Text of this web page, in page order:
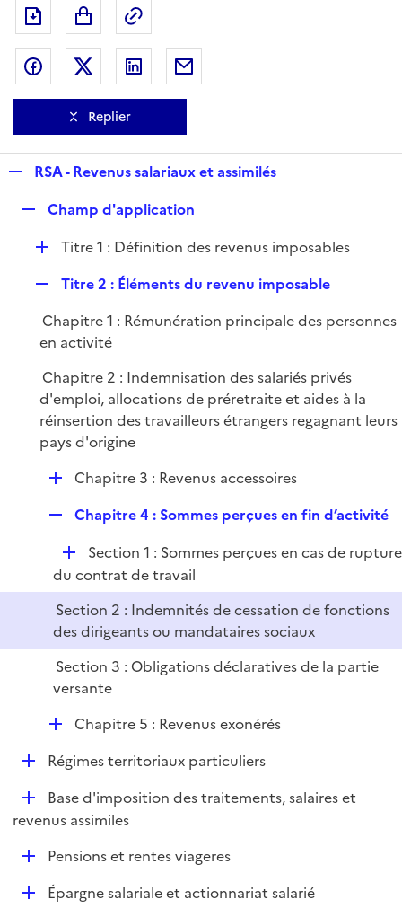
Exporter le document au format pdf
Partager sur Facebook
Partager sur Twitter
Partager sur LinkedIn
Replier
p
RSA - Revenus salariaux et assimilés
p
e
r
Champ d'application
D
l
i
e
r
Titre 1 : Définition des revenus imposables
p
l
i
r
Titre 2 : Éléments du revenu imposable
Chapitre 1 : Rémunération principale des personnes
en activité
Chapitre 2 : Indemnisation des salariés privés
d'emploi, allocations de préretraite et aides à la
réinsertion des travailleurs étrangers regagnant leurs
pays d'origine
D
p
l
i
e
r
Chapitre 3 : Revenus accessoires
p
l
e
r
Chapitre 4 : Sommes perçues en fin d’activité
D
é
p
l
i
e
r
Section 1 : Sommes perçues en cas de rupture
du contrat de travail
Section 2 : Indemnités de cessation de fonctions
des dirigeants ou mandataires sociaux
Section 3 : Obligations déclaratives de la partie
versante
D
p
i
e
r
Chapitre 5 : Revenus exonérés
D
l
Régimes territoriaux particuliers
D
é
Base d'imposition des traitements, salaires et
revenus assimiles
DPensions et rentes viageres
DÉpargne salariale et actionnariat salarié